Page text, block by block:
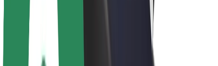
Pokyny ke značce
Vztahy s investory
Vedení